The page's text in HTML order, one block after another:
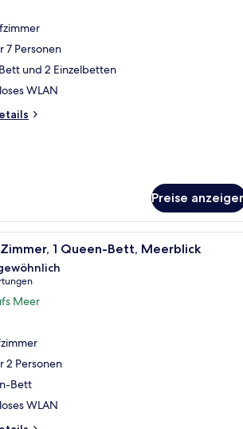
7 Personen
und 2 Einzelbetten
WLAN
Preise
Ein Hotelzimmer mit einem
1 Queen-Bett, Meerblick
Meer
2 Personen
Bett
WLAN